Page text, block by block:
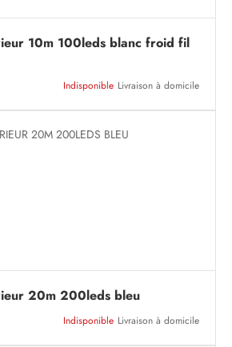
10m 100leds blanc froid fil
Indisponible Livraison à domicile
20m 200leds bleu
Indisponible Livraison à domicile